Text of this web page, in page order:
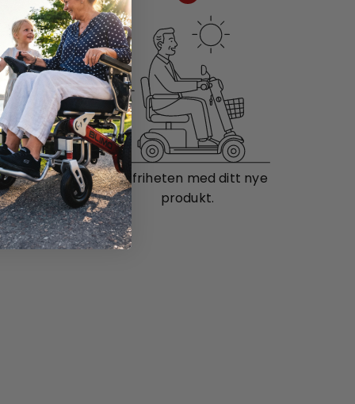
deg.
Nyt friheten med ditt nye
produkt.